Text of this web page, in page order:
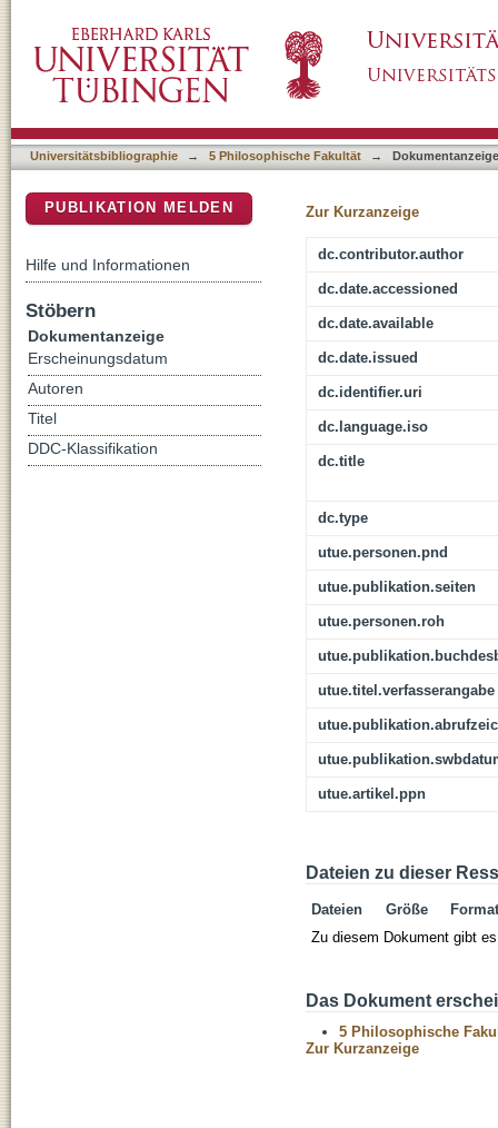
Universitätsbibliographie → 5 Philosophische Fakultät → Dokumentanzeige
Zur Kurzanzeige
dc.contributor.author
dc.date.accessioned
dc.date.available
dc.date.issued
dc.identifier.uri
dc.language.iso
dc.title
dc.type
utue.personen.pnd
utue.publikation.seiten
utue.personen.roh
utue.titel.verfasserangabe
utue.artikel.ppn
Dateien zu dieser
Dateien Größe
Format
Zu diesem Dokument gibt
Das Dokument
5 Philosophische
Zur Kurzanzeige
PUBLIKATION MELDEN
Hilfe und Informationen
Stöbern
Dokumentanzeige
Erscheinungsdatum
Autoren
Titel
DDC-Klassifikation